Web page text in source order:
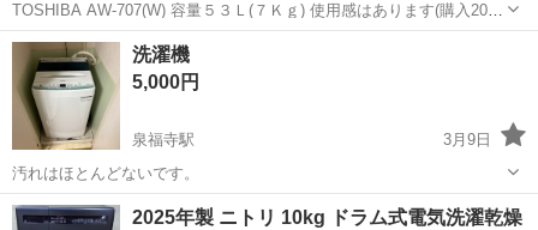
TOSHIBA AW-707(W) 容量５３Ｌ(７Ｋｇ) 使用感はあります(購入2019
年)が比較的綺麗です。(衣類以外の洗濯には使用していません) 3月25
日までに、取りに来れる方。（アパート１階に一時駐車可能） （...
長崎 長崎市 平和公園駅
洗濯機
5,000円
泉福寺駅
3月9日
汚れはほとんどないです。
長崎 佐世保市 泉福寺駅 生活家電
2025年製 ニトリ 10kg ドラム式電気洗濯乾燥